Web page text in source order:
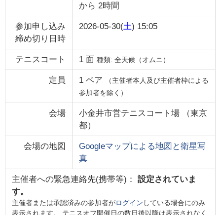
から 2時間
参加申し込み
締め切り日時
2026-05-30(土) 15:05
テニスコート 1面 種類: 全天候（オムニ）
定員 1 ペア
（主催者本人及び主催者枠による
参加者を除く）
会場 小金井市営テニスコート場（東京
都）
会場の地図
Googleマップによる地図と衛星写
真
主催者への緊急連絡先(携帯等)： 設定されていま
す。
主催者または承認済みの参加者がログイン している場合にのみ
表示されます。 テニスオフ開催日の数日後以降は表示されなく